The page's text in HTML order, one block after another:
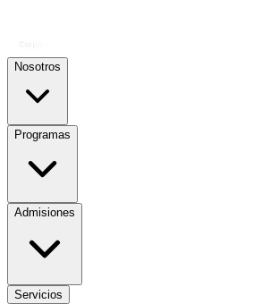
Nosotros
Programas
Admisiones
Servicios